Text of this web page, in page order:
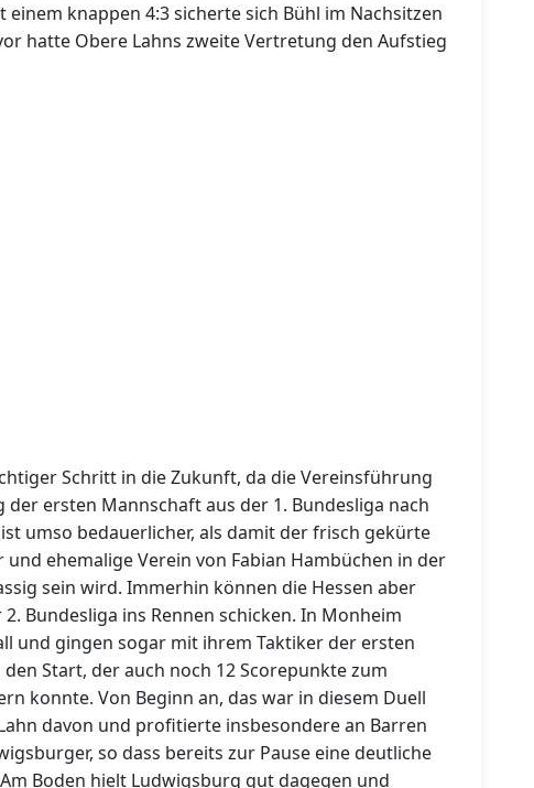
knappen 4:3 sicherte sich Bühl im Nachsitzen
hatte Obere Lahns zweite Vertretung den Aufstieg
Schritt in die Zukunft, da die Vereinsführung
der ersten Mannschaft aus der 1. Bundesliga nach
umso bedauerlicher, als damit der frisch gekürte
ehemalige Verein von Fabian Hambüchen in der
sein wird. Immerhin können die Hessen aber
Bundesliga ins Rennen schicken. In Monheim
und gingen sogar mit ihrem Taktiker der ersten
Start, der auch noch 12 Scorepunkte zum
konnte. Von Beginn an, das war in diesem Duell
davon und profitierte insbesondere an Barren
so dass bereits zur Pause eine deutliche
Boden hielt Ludwigsburg gut dagegen und